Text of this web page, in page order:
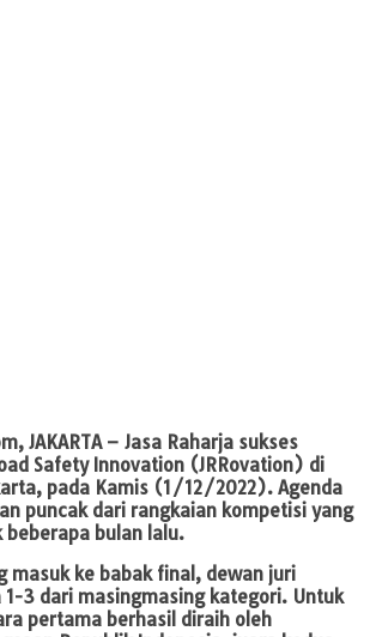
, JAKARTA – Jasa Raharja sukses
Safety Innovation (JRRovation) di
pada Kamis (1/12/2022). Agenda
puncak dari rangkaian kompetisi yang
bulan lalu.
masuk ke babak final, dewan juri
3 dari masingmasing kategori. Untuk
pertama berhasil diraih oleh